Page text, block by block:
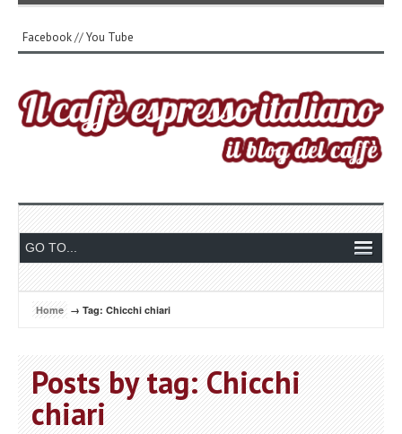
Facebook//You Tube
Home → Tag: Chicchi chiari
Posts by tag: Chicchi
chiari